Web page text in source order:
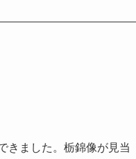
きました。栃錦像が見当